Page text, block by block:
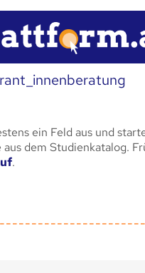
ein Feld aus und
dem Studienkatalog.
.